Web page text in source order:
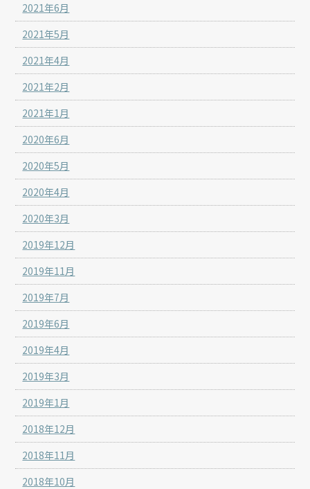
2021年6月
2021年5月
2021年4月
2021年2月
2021年1月
2020年6月
2020年5月
2020年4月
2020年3月
2019年12月
2019年11月
2019年7月
2019年6月
2019年4月
2019年3月
2019年1月
2018年12月
2018年11月
2018年10月